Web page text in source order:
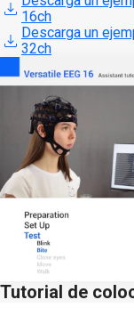
16ch
Descarga un
32ch
Tutorial de